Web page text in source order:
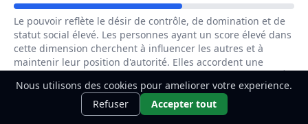
Le pouvoir reflète le désir de contrôle, de domination et de
statut social élevé. Les personnes ayant un score élevé dans
cette dimension cherchent à influencer les autres et à
maintenir leur position d'autorité. Elles accordent une
l'inverse, un score faible peut indiquer un désintérêt pour
l'autorité et une préférence pour l'égalité entre tous.
Ce métier t'intéresse ?Découvre
comment le devenir.
Nous utilisons des cookies pour ameliorer votre experience.
Refuser
Accepter tout